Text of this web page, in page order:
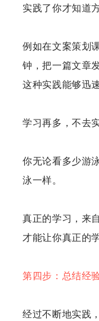
实践了你才知道
例如在文案策划
钟，把一篇文章
这种实践能够迅
学习再多，不去
你无论看多少游
泳一样。
真正的学习，来
才能让你真正的学
第四步：总结经
经过不断地实践